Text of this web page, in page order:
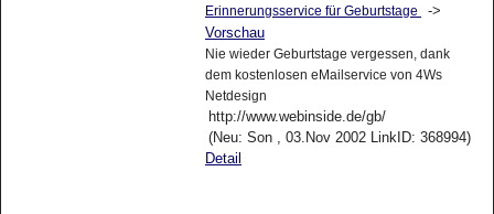
Erinnerungsservice für Geburtstage
->
Vorschau
Nie wieder Geburtstage vergessen, dank
dem kostenlosen eMailservice von 4Ws
Netdesign
http://www.webinside.de/gb/
(Neu: Son , 03.Nov 2002 LinkID: 368994)
Detail